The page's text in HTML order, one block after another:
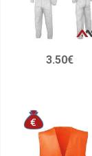
3.50€